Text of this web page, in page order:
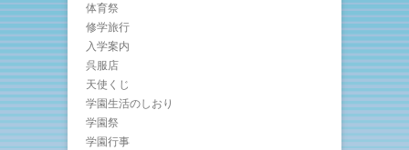
体育祭
修学旅行
入学案内
呉服店
天使くじ
学園生活のしおり
学園祭
学園行事